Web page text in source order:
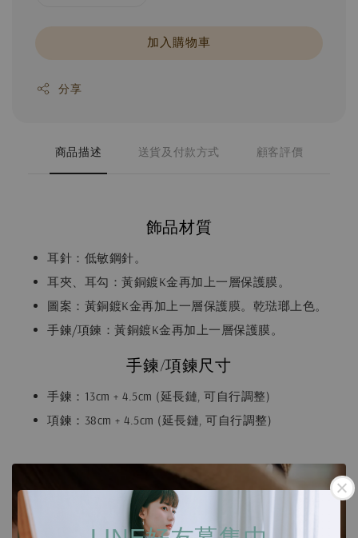
加入購物車
分享
商品描述 送貨及付款方式 顧客評價
飾品材質
耳針：低敏鋼針。
耳夾、耳勾：黃銅鍍K金再加上一層保護膜。
圖案：黃銅鍍K金再加上一層保護膜。乾琺瑯上色。
手鍊/項鍊：黃銅鍍K金再加上一層保護膜。
手鍊/項鍊尺寸
手鍊：13cm + 4.5cm (延長鏈, 可自行調整)
項鍊：38cm + 4.5cm (延長鏈, 可自行調整)